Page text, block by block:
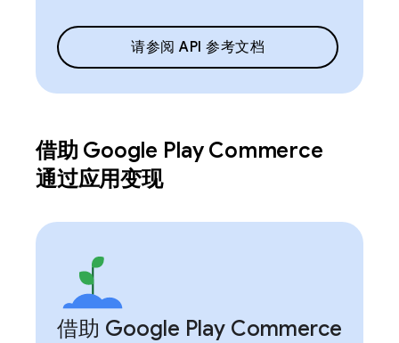
请参阅 API 参考文档
借助 Google Play Commerce
通过应用变现
借助 Google Play Commerce